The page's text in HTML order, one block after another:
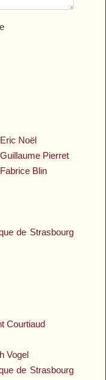
Noël
Pierret
Blin
de Strasbourg
Courtiaud
Vogel
de Strasbourg